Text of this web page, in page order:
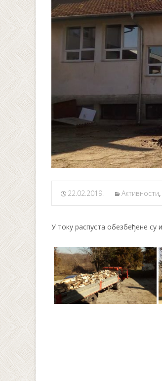
22.02.2019. Активности,
У току распуста обезбеђене